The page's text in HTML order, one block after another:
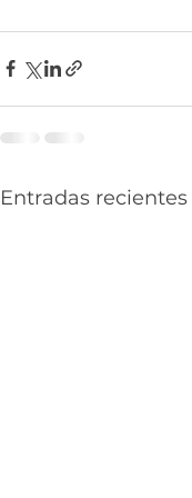
Entradas recientes